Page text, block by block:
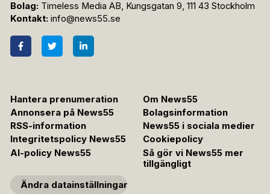
Bolag: Timeless Media AB, Kungsgatan 9, 111 43 Stockholm
Kontakt: info@news55.se
Hantera prenumeration
Om News55
Annonsera på News55
Bolagsinformation
RSS-information
News55 i sociala medier
Integritetspolicy News55
Cookiepolicy
AI-policy News55
Så gör vi News55 mer
tillgängligt
Ändra datainställningar